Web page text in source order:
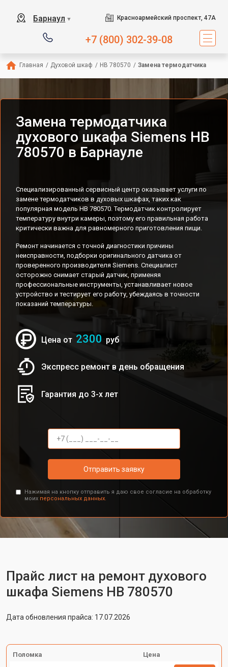
Барнаул ▼ Красноармейский проспект, 47А
+7 (800) 302-39-08
Главная / Духовой шкаф / HB 780570 / Замена термодатчика
Замена термодатчика
духового шкафа Siemens HB
780570 в Барнауле
Специализированный сервисный центр оказывает услуги по
замене термодатчиков в духовых шкафах, таких как
популярная модель HB 780570. Термодатчик контролирует
температуру внутри камеры, поэтому его правильная работа
критически важна для равномерного приготовления пищи.
Ремонт начинается с точной диагностики причины
неисправности, подборки оригинального датчика от
проверенного производителя Siemens. Специалист
осторожно снимает старый датчик, применяя
профессиональные инструменты, устанавливает новое
устройство и тестирует его работу, убеждаясь в точности
показаний температуры.
Цена от 2300 руб
Экспресс ремонт в день обращения
Гарантия до 3-х лет
Отправить заявку
Нажимая на кнопку отправить я даю свое согласие на обработку
моих персональных данных.
Прайс лист на ремонт духового
шкафа Siemens HB 780570
Дата обновления прайса: 17.07.2026
Поломка Цена